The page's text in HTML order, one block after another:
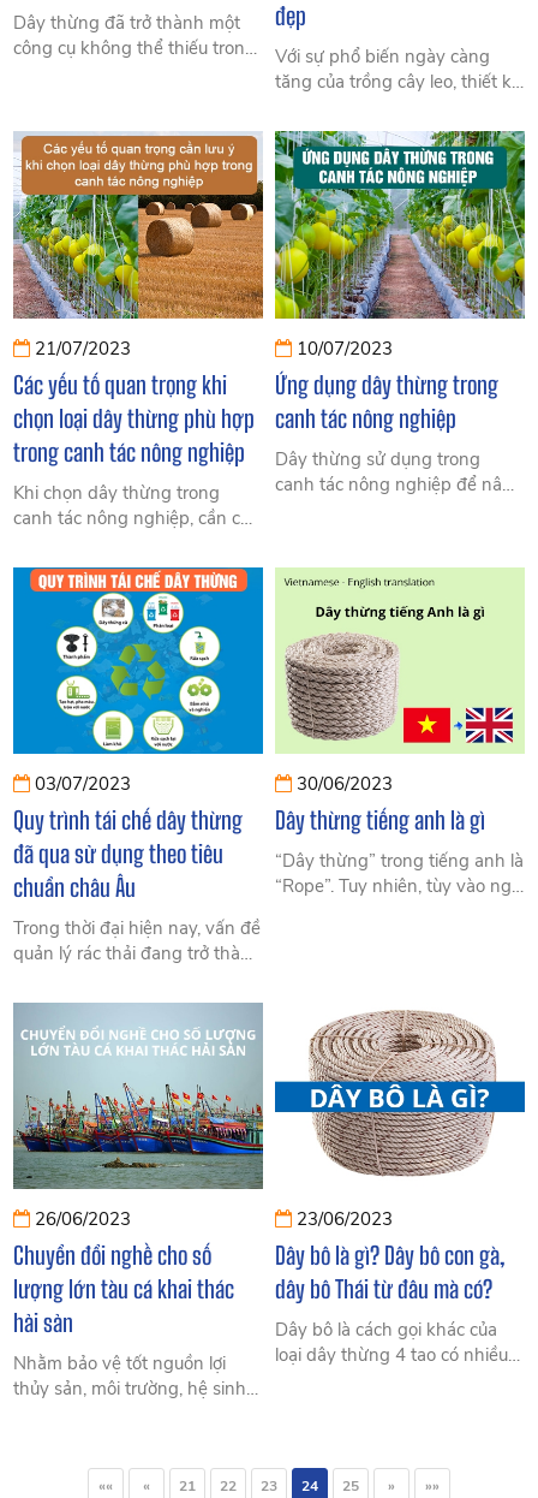
Dây thừng đã trở thành một
công cụ không thể thiếu trong
đẹp
Với sự phổ biến ngày càng
tăng của trồng cây leo, thiết kế
một xu hướng đáng chú ý
trong cảnh quan hiện đại.
21/07/2023
Các yếu tố quan trọng khi
chọn loại dây thừng phù hợp
trong canh tác nông nghiệp
Khi chọn dây thừng trong
canh tác nông nghiệp, cần chú
mang lại hiệu quả canh tác cao
nhất và tiết kiệm chi phí nhất.
10/07/2023
Ứng dụng dây thừng trong
canh tác nông nghiệp
Dây thừng sử dụng trong
canh tác nông nghiệp để nâng
dây thừng trong canh tác
nông nghiệp.
03/07/2023
Quy trình tái chế dây thừng
đã qua sử dụng theo tiêu
chuẩn châu Âu
Trong thời đại hiện nay, vấn đề
quản lý rác thải đang trở thành
nhân loại. cùng tìm hiểu quy
trình tái chế dây thừng đã qua
sử dụng theo tiêu chuẩn châu
Âu gồm những gì?
30/06/2023
Dây thừng tiếng anh là gì
“Dây thừng” trong tiếng anh là
“Rope”. Tuy nhiên, tùy vào ngữ
26/06/2023
Chuyển đổi nghề cho số
lượng lớn tàu cá khai thác
hải sản
Nhằm bảo vệ tốt nguồn lợi
thủy sản, môi trường, hệ sinh
ra cấp bách.
23/06/2023
Dây bô là gì? Dây bô con gà,
dây bô Thái từ đâu mà có?
Dây bô là cách gọi khác của
loại dây thừng 4 tao có nhiều
sự an toàn cho người sử dụng.
«« « 21 22 23 24 25 » »»